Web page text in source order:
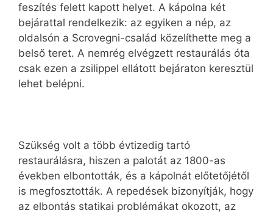
feszítés felett kapott helyet. A kápolna két
bejárattal rendelkezik: az egyiken a nép, az
oldalsón a Scrovegni-család közelíthette meg a
belső teret. A nemrég elvégzett restaurálás óta
csak ezen a zsilippel ellátott bejáraton keresztül
lehet belépni.
Szükség volt a több évtizedig tartó
restaurálásra, hiszen a palotát az 1800-as
években elbontották, és a kápolnát előtetőjétől
is megfosztották. A repedések bizonyítják, hogy
az elbontás statikai problémákat okozott, az